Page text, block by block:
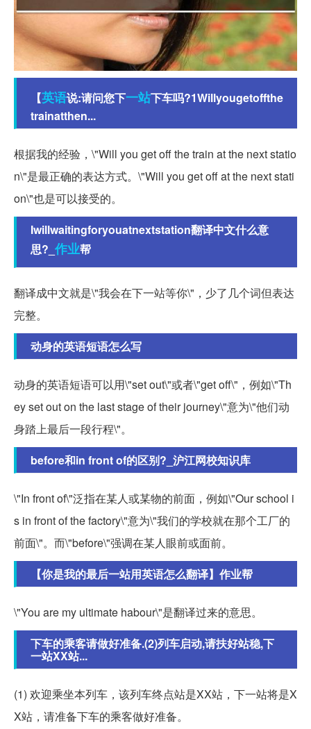
【英语说:请问您下一站下车吗?1Willyougetoffthe
trainatthen...
根据我的经验，\"Will you get off the train at the next statio
n\"是最正确的表达方式。\"Will you get off at the next stati
on\"也是可以接受的。
Iwillwaitingforyouatnextstation翻译中文什么意
思?_ 作业帮
翻译成中文就是\"我会在下一站等你\"，少了几个词但表达
完整。
动身的英语短语怎么写
动身的英语短语可以用\"set out\"或者\"get off\"，例如\"Th
ey set out on the last stage of their journey\"意为\"他们动
身踏上最后一段行程\"。
before和in front of的区别?_沪江网校知识库
\"In front of\"泛指在某人或某物的前面，例如\"Our school i
s in front of the factory\"意为\"我们的学校就在那个工厂的
前面\"。而\"before\"强调在某人眼前或面前。
【你是我的最后一站用英语怎么翻译】作业帮
\"You are my ultimate habour\"是翻译过来的意思。
下车的乘客请做好准备.(2)列车启动,请扶好站稳,下
一站XX站...
(1) 欢迎乘坐本列车，该列车终点站是XX站，下一站将是X
X站，请准备下车的乘客做好准备。